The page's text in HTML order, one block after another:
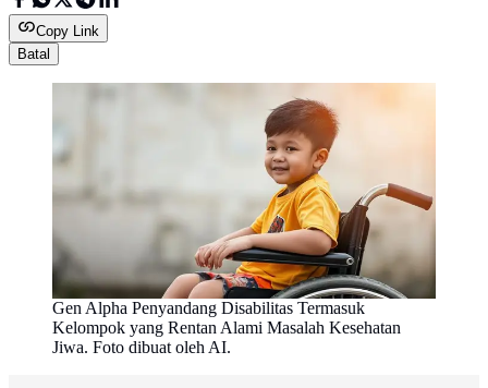
Copy Link
Batal
Gen Alpha Penyandang Disabilitas Termasuk
Kelompok yang Rentan Alami Masalah Kesehatan
Jiwa. Foto dibuat oleh AI.